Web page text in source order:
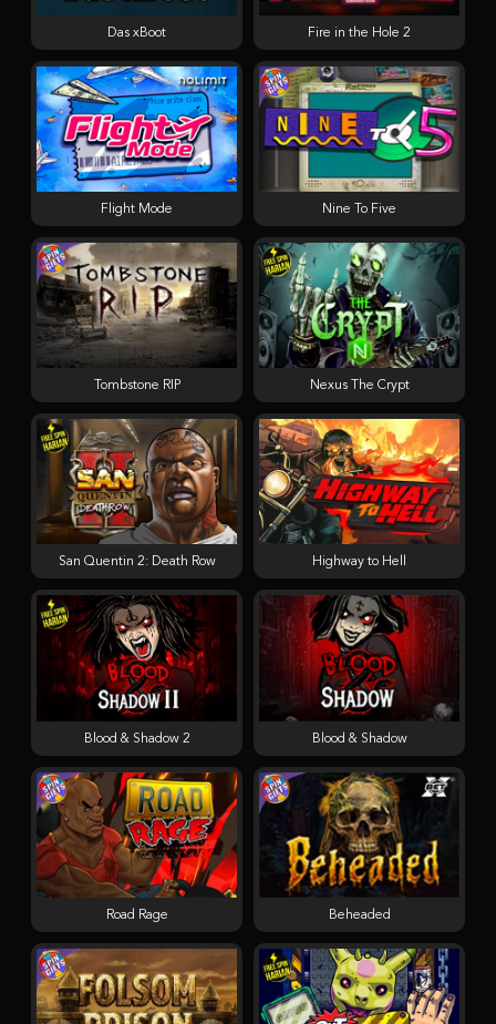
Highway to Hell
San Quentin 2: Death Row
Blood & Shadow
Blood & Shadow 2
Beheaded
Nexus The Crypt
Tombstone RIP
Fire in the Hole 2
Das xBoot
Road Rage
Nine To Five
Flight Mode